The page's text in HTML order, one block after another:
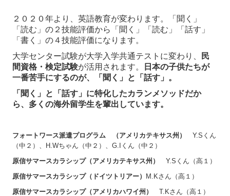
２０２０年より、英語教育が変わります。「聞く」
「読む」の２技能評価から「聞く」「読む」「話す」
「書く」の４技能評価になります。
大学センター試験が大学入学共通テストに変わり、
民
間資格・検定試験が活用されます。
日本の子供たちが
一番苦手にするのが、「聞く」と「話す」。
「聞く」と「話す」に特化したカランメソッドだか
ら、多くの海外留学生を輩出しています。
フォートワース派遣プログラム （アメリカテキサス州）
Y.Sくん
（中２）、H.Wちゃん（中２）、G.Iくん（中２）
原信サマースカラシップ（アメリカテキサス州）Y.Sくん（高１）
原信サマースカラシップ（ドイツトリアー）
M.Kさん（高１）
原信サマースカラシップ（アメリカハワイ州）T.Kさん（高１）